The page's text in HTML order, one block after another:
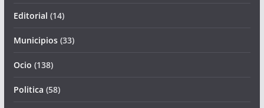
Editorial (14)
Municipios(33)
Ocio (138)
Politica (58)